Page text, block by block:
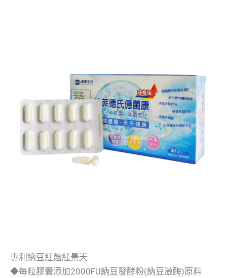
專利納豆紅麴紅景天
◆每粒膠囊添加2000FU納豆發酵粉(納豆激酶)原料